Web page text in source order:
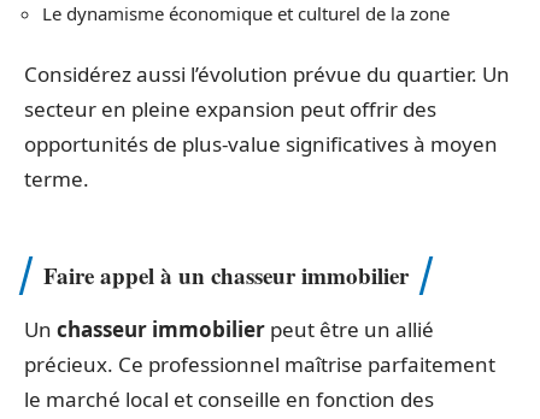
Le dynamisme économique et culturel de la zone
Considérez aussi l’évolution prévue du quartier. Un
secteur en pleine expansion peut offrir des
opportunités de plus-value significatives à moyen
terme.
Faire appel à un chasseur immobilier
Un chasseur immobilier peut être un allié
précieux. Ce professionnel maîtrise parfaitement
le marché local et conseille en fonction des